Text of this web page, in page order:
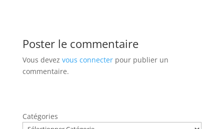
Poster le commentaire
Vous devez vous connecterpour publier un
commentaire.
Catégories